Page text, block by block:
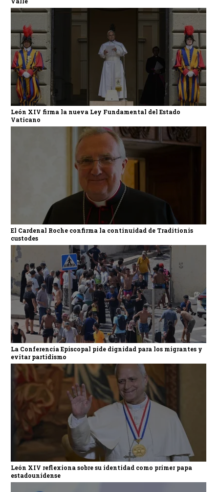
León XIV firma la nueva Ley Fundamental del Estado
Vaticano
El Cardenal Roche confirma la continuidad de Traditionis
custodes
La Conferencia Episcopal pide dignidad para los migrantes y
evitar partidismo
León XIV reflexiona sobre su identidad como primer papa
estadounidense